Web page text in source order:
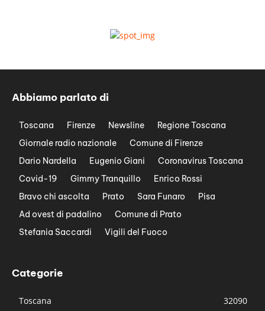
Abbiamo parlato di
Toscana Firenze Newsline
Regione Toscana
Giornale radio nazionale
Comune di Firenze
Dario Nardella
Eugenio Giani
Coronavirus Toscana
Covid-19
Gimmy Tranquillo
Enrico Rossi
Bravo chi ascolta
Prato Sara Funaro
Pisa
Ad ovest di padalino
Comune di Prato
Stefania Saccardi
Vigili del Fuoco
Categorie
Toscana
32090